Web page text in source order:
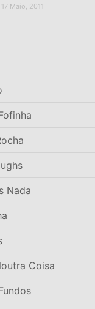
17 Maio, 2011
Nada
Coisa